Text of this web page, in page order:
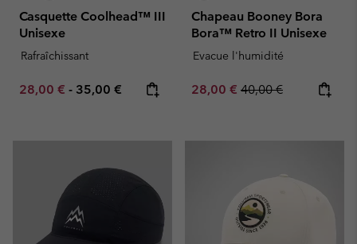
Casquette Coolhead™ III
Unisexe
Rafraîchissant
Minimum sale price:
28,00 € - Maximum price:
35,00 €
Chapeau Booney Bora
Bora™ Retro II Unisexe
Evacue l'humidité
Sale price:
28,00 € Regular price:
40,00 €